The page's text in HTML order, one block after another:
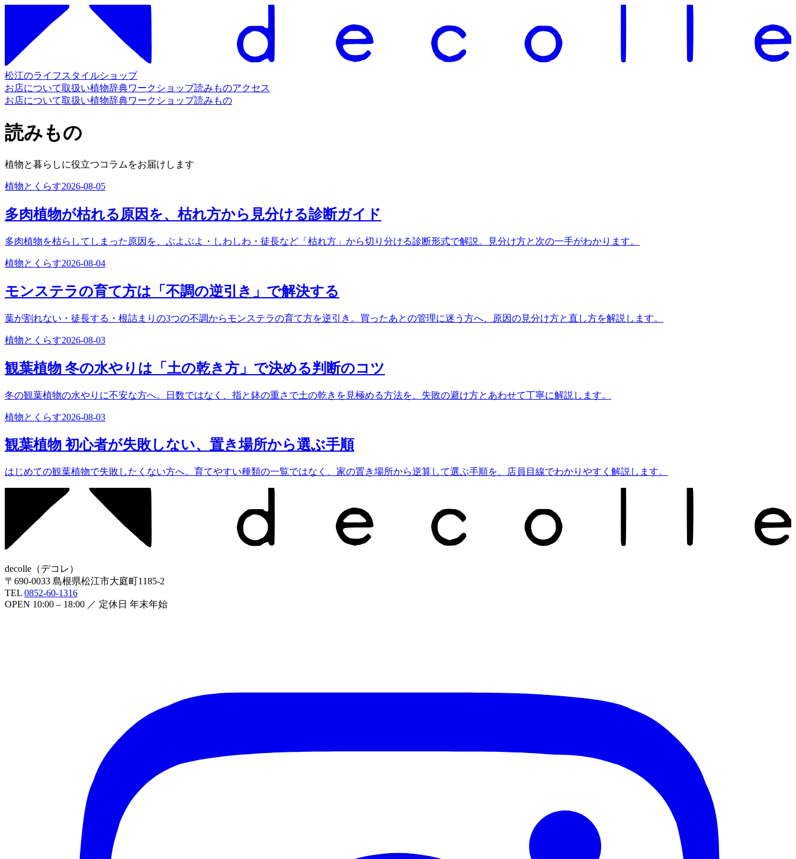
松江のライフスタイルショップ
お店について取扱い植物辞典ワークショップ読みものアクセス
お店について取扱い植物辞典ワークショップ読みもの
読みもの
植物と暮らしに役立つコラムをお届けします
植物とくらす2026-08-05
多肉植物が枯れる原因を、枯れ方から見分ける診断ガイド
多肉植物を枯らしてしまった原因を、ぶよぶよ・しわしわ・徒長など「枯れ方」から切り分ける診断形式で解説。見分け方と次の一手がわかります。
植物とくらす2026-08-04
モンステラの育て方は「不調の逆引き」で解決する
葉が割れない・徒長する・根詰まりの3つの不調からモンステラの育て方を逆引き。買ったあとの管理に迷う方へ、原因の見分け方と直し方を解説します。
植物とくらす2026-08-03
観葉植物 冬の水やりは「土の乾き方」で決める判断のコツ
冬の観葉植物の水やりに不安な方へ。日数ではなく、指と鉢の重さで土の乾きを見極める方法を、失敗の避け方とあわせて丁寧に解説します。
植物とくらす2026-08-03
観葉植物 初心者が失敗しない、置き場所から選ぶ手順
はじめての観葉植物で失敗したくない方へ。育てやすい種類の一覧ではなく、家の置き場所から逆算して選ぶ手順を、店員目線でわかりやすく解説します。
decolle （デコレ ）
〒 690-0033 島根県松江市大庭町1185-2
TEL 0852-60-1316
OPEN 10:00 – 18:00 ／ 定休日 年末年始